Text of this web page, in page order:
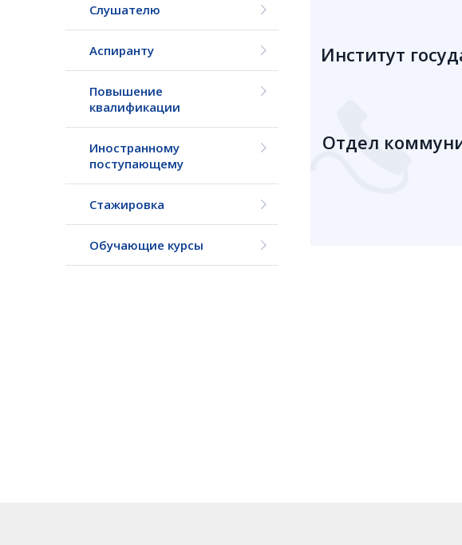
Слушателю
Аспиранту
Повышение
квалификации
Иностранному
поступающему
Стажировка
Обучающие курсы
Институт
Отдел